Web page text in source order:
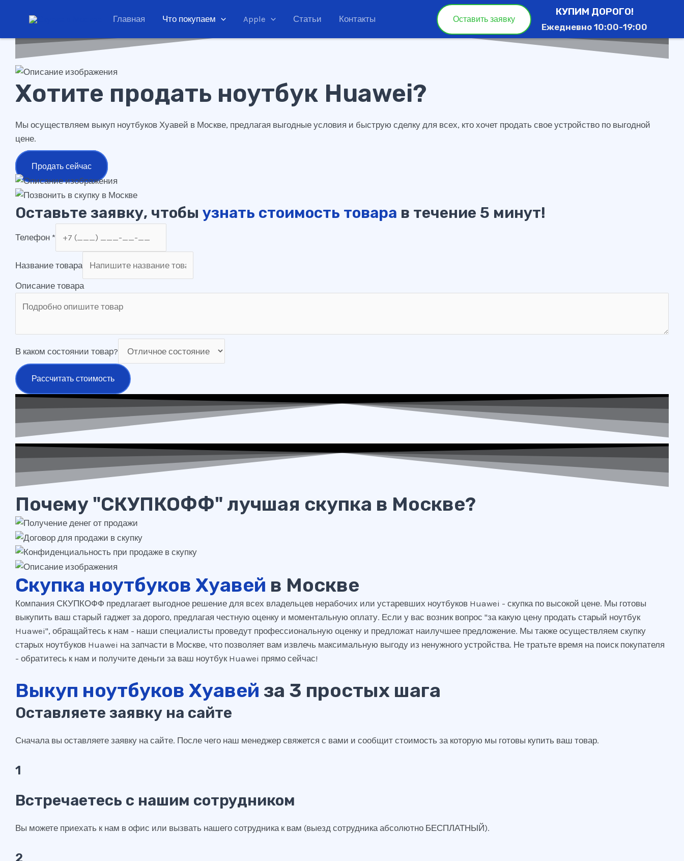
Главная Что покупаем Apple Статьи Контакты Оставить заявку
КУПИМ ДОРОГО!
Ежедневно 10:00-19:00
Хотите продать ноутбук Huawei?
Мы осуществляем выкуп ноутбуков Хуавей в Москве, предлагая выгодные условия и быструю сделку для всех, кто хочет продать свое устройство по выгодной
цене.
Продать сейчас
Оставьте заявку, чтобы узнать стоимость товара в течение 5 минут!
Телефон *
Название товара
Описание товара
В каком состоянии товар?
Рассчитать стоимость
Почему "СКУПКОФФ" лучшая скупка в Москве?
Скупка ноутбуков Хуавей в Москве
Компания СКУПКОФФ предлагает выгодное решение для всех владельцев нерабочих или устаревших ноутбуков Huawei - скупка по высокой цене. Мы готовы
выкупить ваш старый гаджет за дорого, предлагая честную оценку и моментальную оплату. Если у вас возник вопрос "за какую цену продать старый ноутбук
Huawei", обращайтесь к нам - наши специалисты проведут профессиональную оценку и предложат наилучшее предложение. Мы также осуществляем скупку
старых ноутбуков Huawei на запчасти в Москве, что позволяет вам извлечь максимальную выгоду из ненужного устройства. Не тратьте время на поиск покупателя
- обратитесь к нам и получите деньги за ваш ноутбук Huawei прямо сейчас!
Выкуп ноутбуков Хуавей за 3 простых шага
Оставляете заявку на сайте
Сначала вы оставляете заявку на сайте. После чего наш менеджер свяжется с вами и сообщит стоимость за которую мы готовы купить ваш товар.
1
Встречаетесь с нашим сотрудником
Вы можете приехать к нам в офис или вызвать нашего сотрудника к вам (выезд сотрудника абсолютно БЕСПЛАТНЫЙ).
2